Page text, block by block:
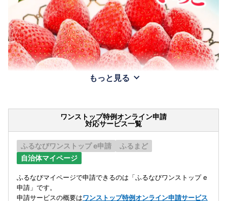
もっと見る
ワンストップ特例オンライン申請
対応サービス一覧
ふるなびワンストップ e申請
ふるまど
自治体マイページ
ふるなびマイページで申請できるのは「ふるなびワンストップ e
申請」です。
申請サービスの概要はワンストップ特例オンライン申請サービス